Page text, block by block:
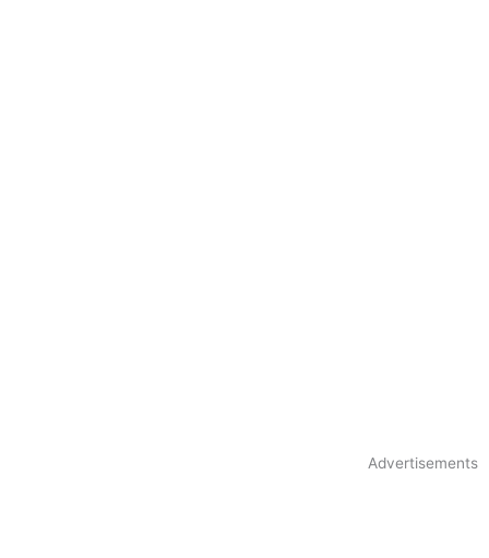
Advertisements